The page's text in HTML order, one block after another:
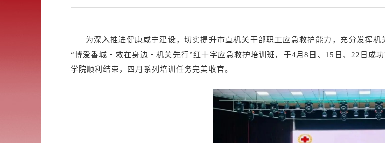
为深入推进健康咸宁建设，切实提升市直机关干部职工应急救护能力，充分发挥
“博爱香城・救在身边・机关先行”红十字应急救护培训班，于4月8日、15日、22日成
学院顺利结束，四月系列培训任务完美收官。